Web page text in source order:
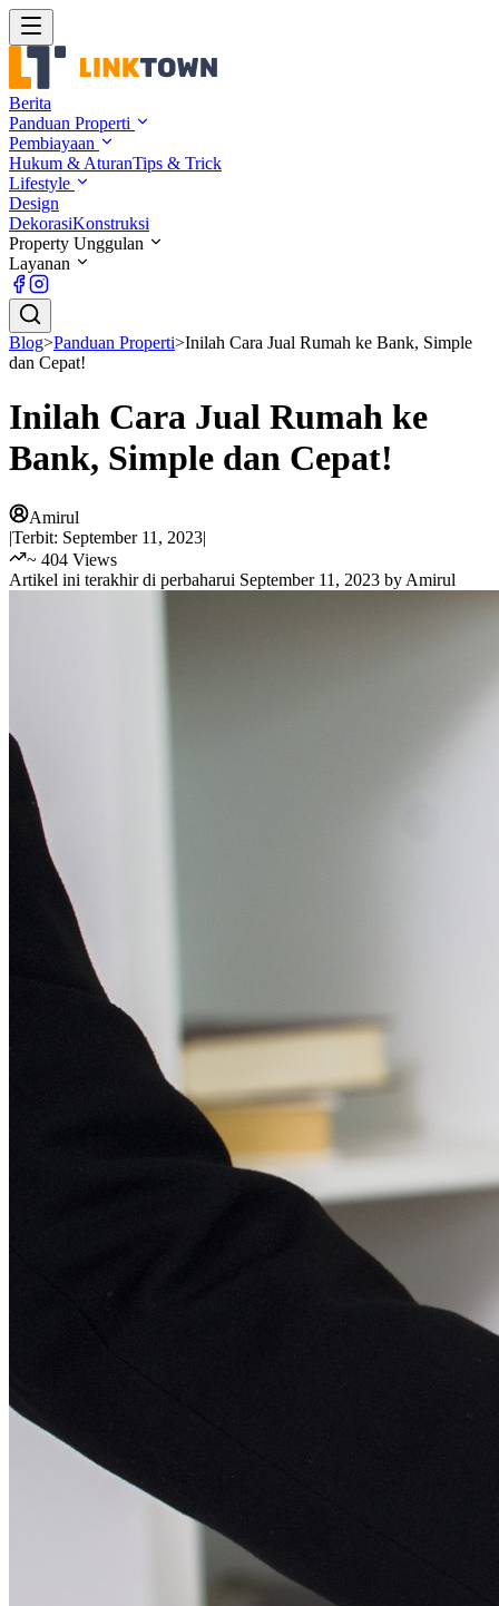
Berita
Panduan Properti
Pembiayaan
Hukum & AturanTips & Trick
Lifestyle
Design
DekorasiKonstruksi
Property Unggulan
Layanan
Blog>Panduan Properti>Inilah Cara Jual Rumah ke Bank, Simple
dan Cepat!
Inilah Cara Jual Rumah ke
Bank, Simple dan Cepat!
Amirul
|Terbit: September 11, 2023|
~ 404 Views
Artikel ini terakhir di perbaharui September 11, 2023 by Amirul